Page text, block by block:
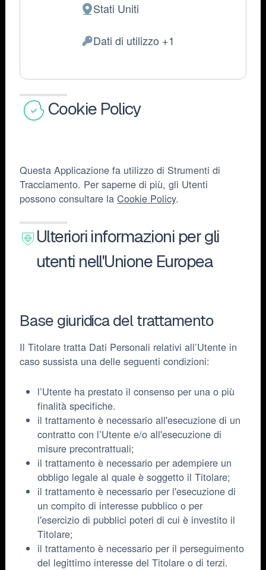
Luogo
trattamento:
Stati Uniti
Dati
trattati:
Dati di utilizzo +1
Cookie Policy
Questa Applicazione fa utilizzo di Strumenti di
Tracciamento. Per saperne di più, gli Utenti
possono consultare la Cookie Policy.
Ulteriori informazioni per gli
utenti nell'Unione Europea
Base giuridica del trattamento
Il Titolare tratta Dati Personali relativi all’Utente in
caso sussista una delle seguenti condizioni:
l’Utente ha prestato il consenso per una o più
finalità specifiche.
il trattamento è necessario all'esecuzione di un
contratto con l’Utente e/o all'esecuzione di
misure precontrattuali;
il trattamento è necessario per adempiere un
obbligo legale al quale è soggetto il Titolare;
il trattamento è necessario per l'esecuzione di
un compito di interesse pubblico o per
l'esercizio di pubblici poteri di cui è investito il
Titolare;
il trattamento è necessario per il perseguimento
del legittimo interesse del Titolare o di terzi.